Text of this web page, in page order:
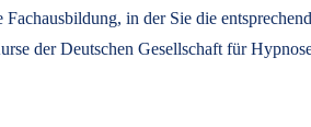
Fachausbildung, in der Sie die
der Deutschen Gesellschaft für